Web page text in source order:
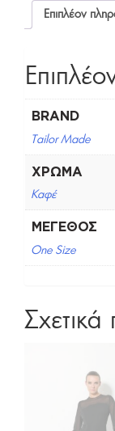
Επιπλέον
BRAND
Tailor Made
ΧΡΏΜΑ
Καφέ
ΜΈΓΕΘΟΣ
One Size
Σχετικά